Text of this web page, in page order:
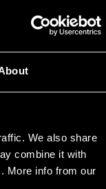
We also share
combine it with
More info from our